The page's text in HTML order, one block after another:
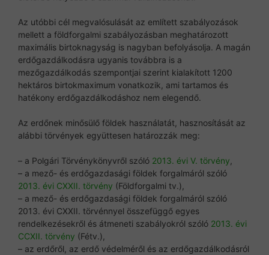
Az utóbbi cél megvalósulását az említett szabályozások
mellett a földforgalmi szabályozásban meghatározott
maximális birtoknagyság is nagyban befolyásolja. A magán
erdőgazdálkodásra ugyanis továbbra is a
mezőgazdálkodás szempontjai szerint kialakított 1200
hektáros birtokmaximum vonatkozik, ami tartamos és
hatékony erdőgazdálkodáshoz nem elegendő.
Az erdőnek minősülő földek használatát, hasznosítását az
alábbi törvények együttesen határozzák meg:
– a Polgári Törvénykönyvről szóló 2013. évi V. törvény
– a mező- és erdőgazdasági földek forgalmáról szóló
2013. évi CXXII. törvény (Földforgalmi tv.),
– a mező- és erdőgazdasági földek forgalmáról szóló
2013. évi CXXII. törvénnyel összefüggő egyes
rendelkezésekről és átmeneti szabályokról szóló 2013. évi
CCXII. törvény (Fétv.),
– az erdőről, az erdő védelméről és az erdőgazdálkodásról